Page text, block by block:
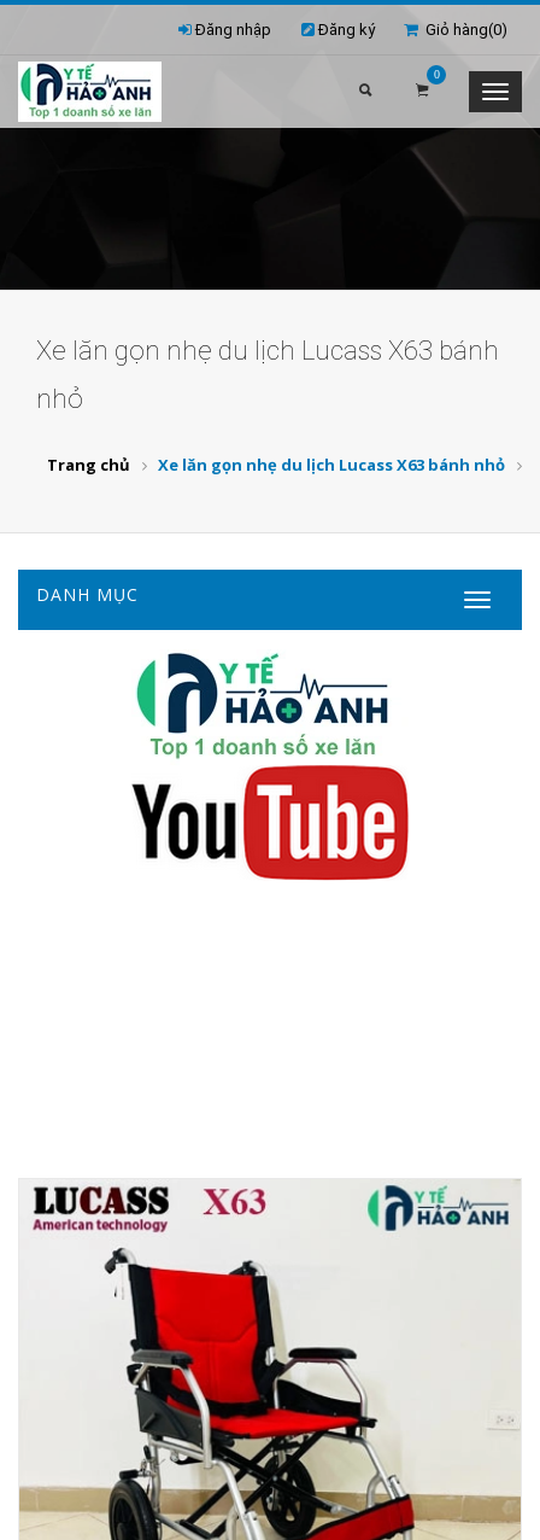
Giỏ hàng(0)
Đăng nhập Đăng ký
0
Xe lăn gọn nhẹ du lịch Lucass X63 bánh
nhỏ
Trang chủ Xe lăn gọn nhẹ du lịch Lucass X63 bánh nhỏ
DANH MỤC